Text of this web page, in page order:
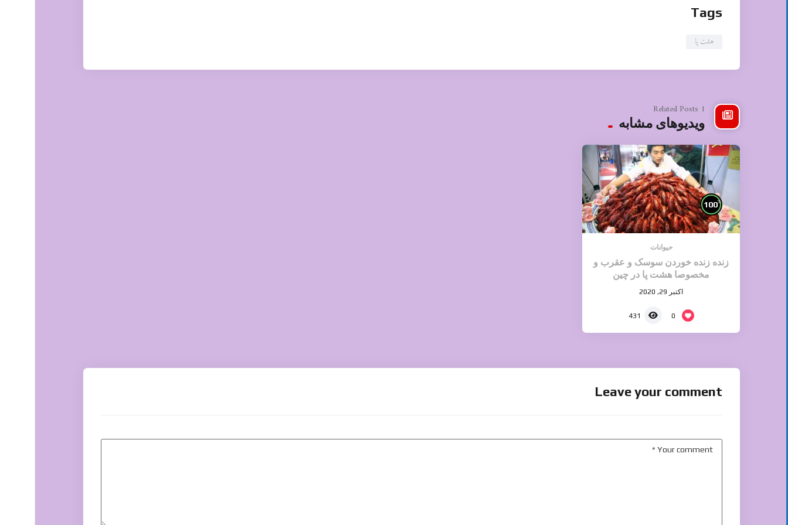
Tags
هشت پا
1 Related Posts
ویدیوهای مشابه
100%
حیوانات
زنده زنده خوردن سوسک و عقرب و
مخصوصا هشت پا در چین
اکتبر 29, 2020
0
431
Leave your comment